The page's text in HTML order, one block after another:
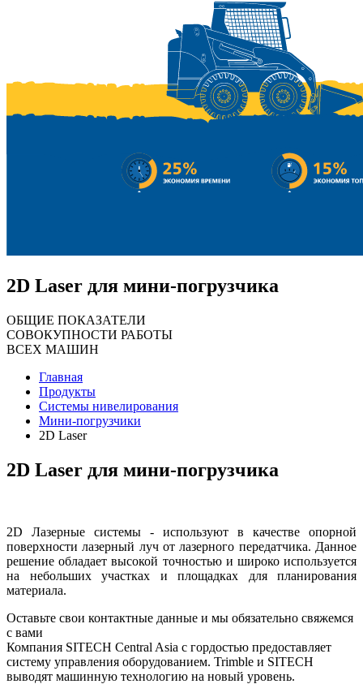
2D Laser для мини-погрузчика
ОБЩИЕ ПОКАЗАТЕЛИ
СОВОКУПНОСТИ РАБОТЫ
ВСЕХ МАШИН
Главная
Продукты
Системы нивелирования
Мини-погрузчики
2D Laser
2D Laser для мини-погрузчика
2D Лазерные системы - используют в качестве опорной
поверхности лазерный луч от лазерного передатчика. Данное
решение обладает высокой точностью и широко используется
на небольших участках и площадках для планирования
материала.
Оставьте свои контактные данные и мы обязательно свяжемся
с вами
Компания SITECH Central Asia с гордостью предоставляет
систему управления оборудованием. Trimble и SITECH
выводят машинную технологию на новый уровень.